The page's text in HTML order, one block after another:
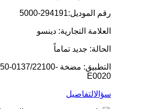
رقم الموديل:294191-5000
العلامة التجارية: دينسو
الحالة: جديد تماماً
التطبيق: مضخة HP4 0137/22100-
E0020
سؤالالتفاصيل